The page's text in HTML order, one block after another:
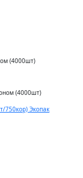
(4000шт)
(4000шт)
750кор) Экопак